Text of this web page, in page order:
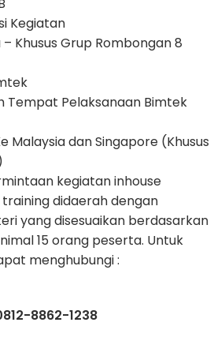
Kegiatan
Khusus Grup Rombongan 8
Tempat Pelaksanaan Bimtek
Malaysia dan Singapore (Khusus
kegiatan inhouse
didaerah dengan
yang disesuaikan berdasarkan
15 orang peserta. Untuk
menghubungi :
8862-1238